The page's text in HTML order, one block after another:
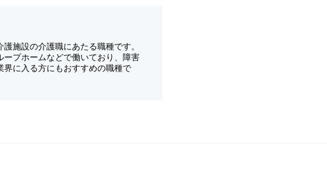
施設の介護職にあたる職種です。
プホームなどで働いており、障害
に入る方にもおすすめの職種で